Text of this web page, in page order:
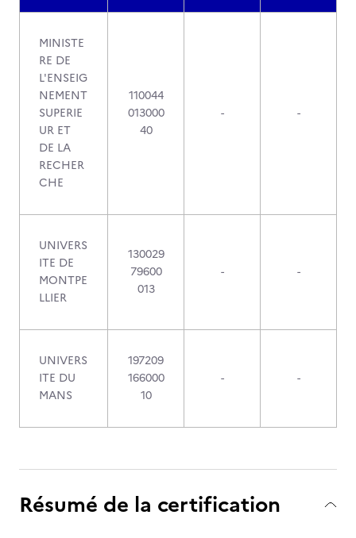
MINISTE
RE DE
L'ENSEIG
NEMENT
SUPERIE
UR ET
DE LA
RECHER
CHE
110044
013000
40
- -
UNIVERS
ITE DE
MONTPE
LLIER
130029
79600
013
- -
UNIVERS
ITE DU
MANS
197209
166000
10
- -
Résumé de la certification